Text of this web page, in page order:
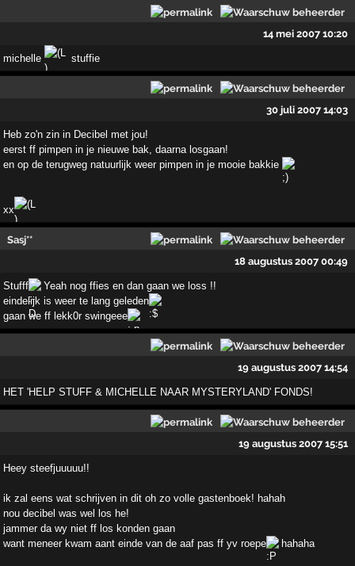
14 mei 2007 10:20
michelle stuffie
30 juli 2007 14:03
Heb zo'n zin in Decibel met jou!
eerst ff pimpen in je nieuwe bak, daarna losgaan!
en op de terugweg natuurlijk weer pimpen in je mooie bakkie
xx
Sasj**
18 augustus 2007 00:49
Stufff
Yeah nog ffies en dan gaan we loss !!
eindelijk is weer te lang geleden
gaan we ff lekk0r swingeee
19 augustus 2007 14:54
HET 'HELP STUFF & MICHELLE NAAR MYSTERYLAND' FONDS!
19 augustus 2007 15:51
Heey steefjuuuuu!!
ik zal eens wat schrijven in dit oh zo volle gastenboek! hahah
nou decibel was wel los he!
jammer da wy niet ff los konden gaan
want meneer kwam aant einde van de aaf pas ff yv roepe
hahaha